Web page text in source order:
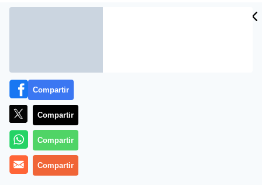
listado de acreedores, que arroja un d�ficit
ascienden a 1 …
Lea el artículo completo en
Compartir
Compartir
Compartir
Compartir